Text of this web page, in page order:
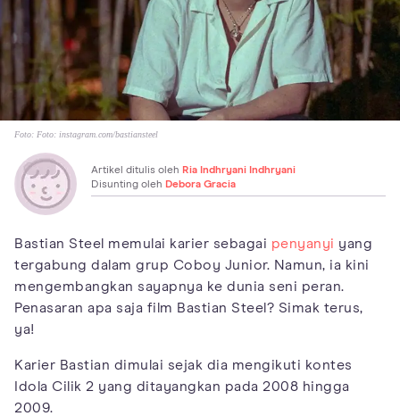
Foto: Foto: instagram.com/bastiansteel
Artikel ditulis oleh Ria Indhryani Indhryani
Disunting oleh Debora Gracia
Bastian Steel memulai karier sebagai penyanyi yang
tergabung dalam grup Coboy Junior. Namun, ia kini
mengembangkan sayapnya ke dunia seni peran.
Penasaran apa saja film Bastian Steel? Simak terus,
ya!
Karier Bastian dimulai sejak dia mengikuti kontes
Idola Cilik 2 yang ditayangkan pada 2008 hingga
2009.